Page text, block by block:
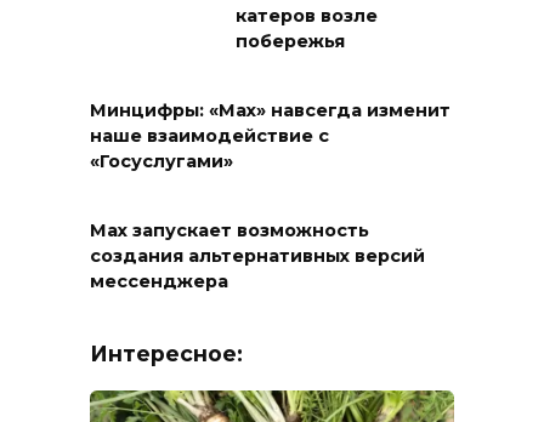
катеров возле
побережья
Минцифры: «Max» навсегда изменит
наше взаимодействие с
«Госуслугами»
Max запускает возможность
создания альтернативных версий
мессенджера
Интересное: